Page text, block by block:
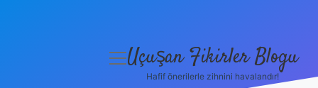
menüyü
Uçuşan Fikirler Blogu
Hafif önerilerle zihnini havalandır!